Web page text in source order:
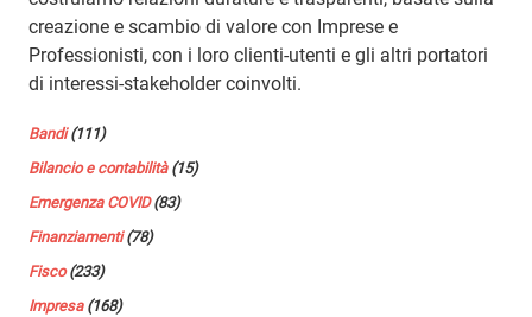
creazione e scambio di valore con Imprese e
Professionisti, con i loro clienti-utenti e gli altri portatori
di interessi-stakeholder coinvolti.
Bandi(111)
Bilancio e contabilità(15)
Emergenza COVID(83)
Finanziamenti(78)
Fisco(233)
Impresa(168)